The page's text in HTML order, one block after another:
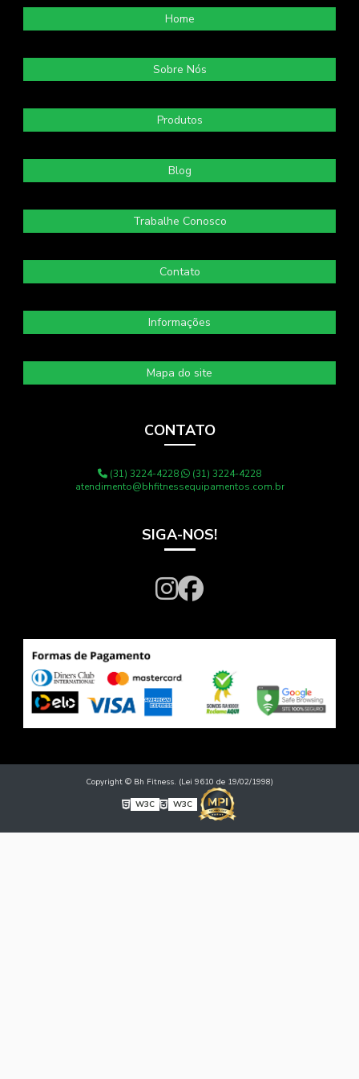
Home
Sobre Nós
Produtos
Blog
Trabalhe Conosco
Contato
Informações
Mapa do site
CONTATO
(31) 3224-4228
(31) 3224-4228
atendimento@bhfitnessequipamentos.com.br
SIGA-NOS!
Copyright © Bh Fitness. (Lei 9610 de 19/02/1998)
W3C
W3C